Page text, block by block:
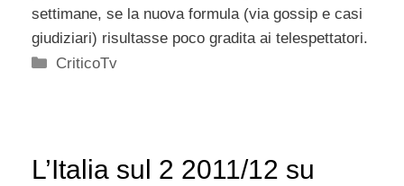
settimane, se la nuova formula (via gossip e casi
giudiziari) risultasse poco gradita ai telespettatori.
Categorie
CriticoTv
L’Italia sul 2 2011/12 su